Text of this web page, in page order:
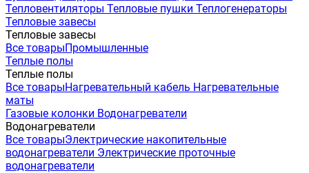
Тепловентиляторы Тепловые пушки Теплогенераторы
Тепловые завесы
Тепловые завесы
Все товарыПромышленные
Теплые полы
Теплые полы
Все товарыНагревательный кабель Нагревательные
маты
Газовые колонки Водонагреватели
Водонагреватели
Все товарыЭлектрические накопительные
водонагреватели Электрические проточные
водонагреватели